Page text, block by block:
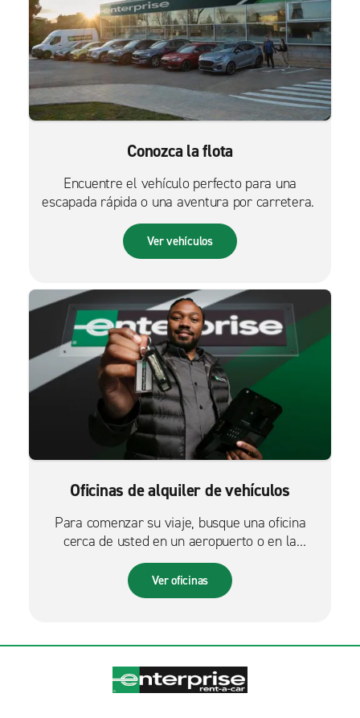
Conozca la flota
Encuentre el vehículo perfecto para una
escapada rápida o una aventura por carretera.
Ver vehículos
Oficinas de alquiler de vehículos
Para comenzar su viaje, busque una oficina
cerca de usted en un aeropuerto o en la
ciudad.
Ver oficinas